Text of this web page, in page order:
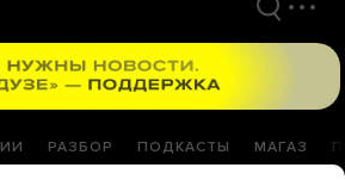
РАЗБОР ПОДКАСТЫ МАГАЗ